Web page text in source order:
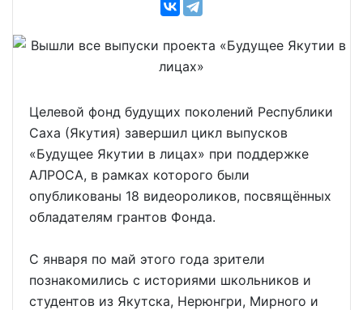
Целевой фонд будущих поколений Республики
Саха (Якутия) завершил цикл выпусков
«Будущее Якутии в лицах» при поддержке
АЛРОСА, в рамках которого были
опубликованы 18 видеороликов, посвящённых
обладателям грантов Фонда.
С января по май этого года зрители
познакомились с историями школьников и
студентов из Якутска, Нерюнгри, Мирного и